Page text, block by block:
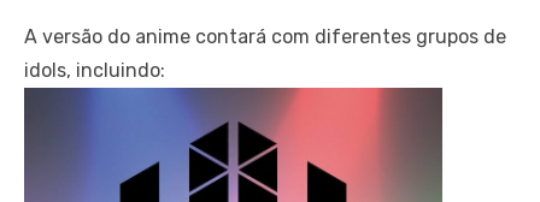
A versão do anime contará com diferentes grupos de
idols, incluindo: